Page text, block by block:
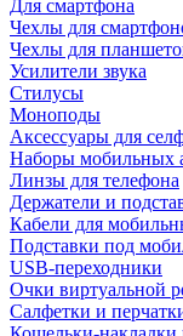
Для смартфона
Чехлы для
Чехлы для
Усилители звука
Стилусы
Моноподы
Аксессуары для
Наборы мобильных
Линзы для телефона
Держатели и
Кабели для
Подставки под
USB-переходники
Очки виртуальной
Салфетки и